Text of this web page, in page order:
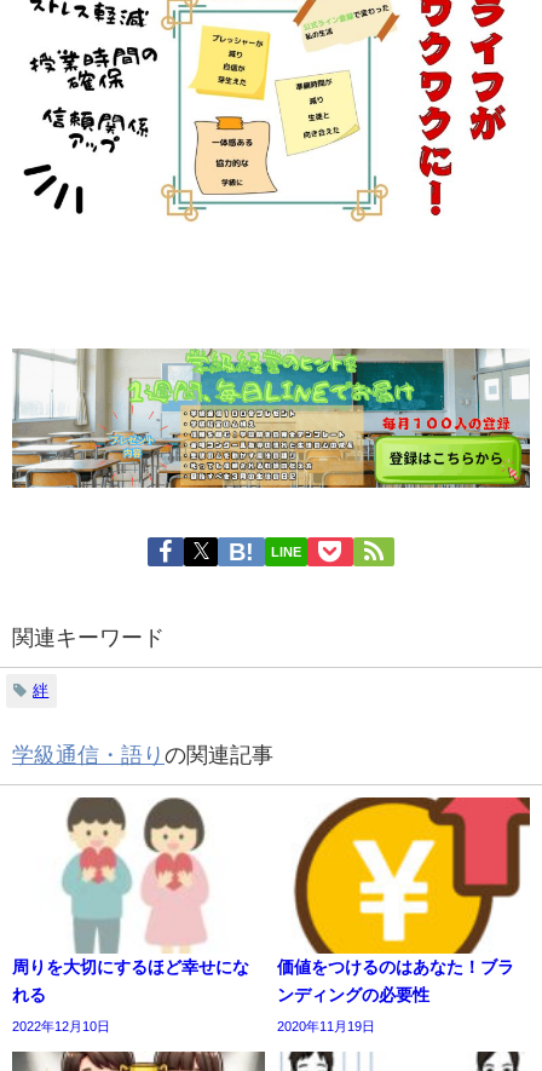
LINE
関連キーワード
絆
学級通信・語り の関連記事
周りを大切にするほど幸せにな
れる
2022年12月10日
価値をつけるのはあなた！ブラ
ンディングの必要性
2020年11月19日